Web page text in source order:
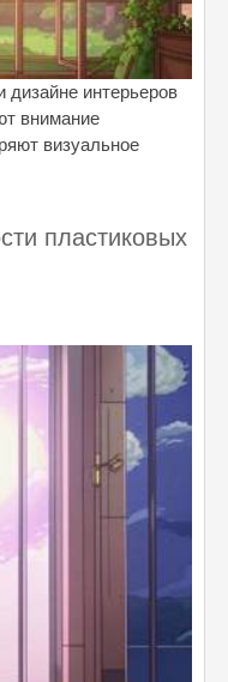
дизайне интерьеров
внимание
визуальное
пластиковых